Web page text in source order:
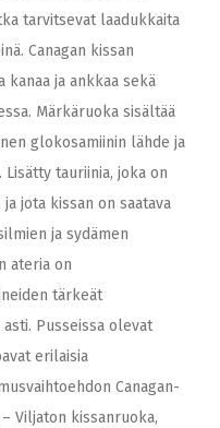
tarvitsevat laadukkaita
Canagan kissan
ja ankkaa sekä
Märkäruoka sisältää
glokosamiinin lähde ja
tauriinia, joka on
jota kissan on saatava
ja sydämen
ateria on
tärkeät
Pusseissa olevat
erilaisia
Canagan-
Viljaton kissanruoka,